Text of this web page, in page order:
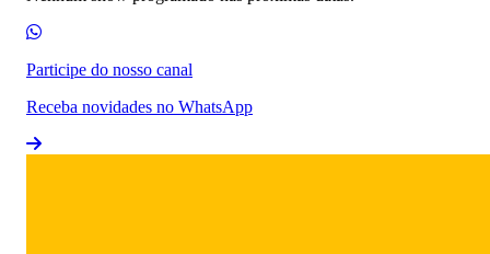
Participe do nosso canal
Receba novidades no WhatsApp